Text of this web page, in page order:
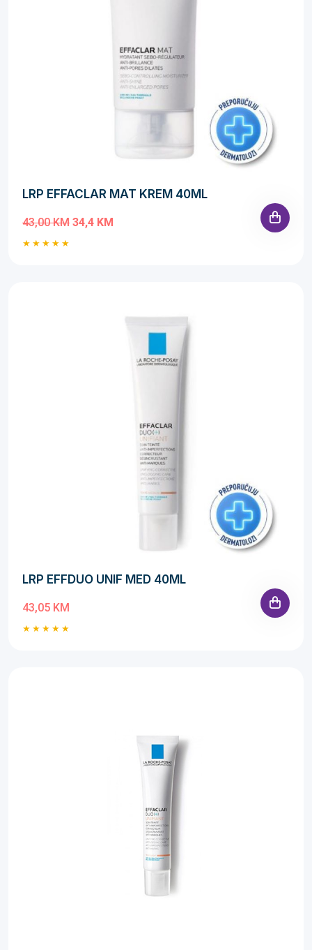
LRP EFFACLAR MAT KREM 40ML
43,00 KM 34,4 KM
LRP EFFDUO UNIF MED 40ML
43,05 KM